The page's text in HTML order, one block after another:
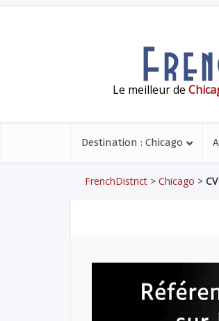
Le meilleur de
Destination : Chicago
FrenchDistrict > Chicago > CV